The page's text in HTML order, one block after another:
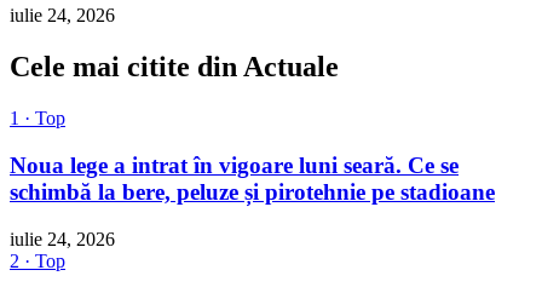
iulie 24, 2026
Cele mai citite din Actuale
1 · Top
Noua lege a intrat în vigoare luni seară. Ce se
schimbă la bere, peluze și pirotehnie pe stadioane
iulie 24, 2026
2 · Top